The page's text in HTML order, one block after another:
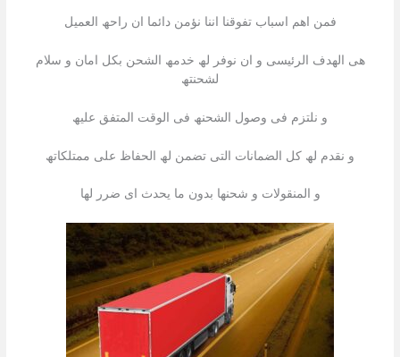
فمن اھم اسباب تفوقنا اننا نؤمن دائما ان راحھ العمیل
ھى الھدف الرئیسى و ان نوفر لھ خدمھ الشحن بكل امان و سلام
لشحنتھ
و نلتزم فى وصول الشحنھ فى الوقت المتفق علیھ
و نقدم لھ كل الضمانات التى تضمن لھ الحفاظ على ممتلكاتھ
و المنقولات و شحنھا بدون ما یحدث اى ضرر لھا